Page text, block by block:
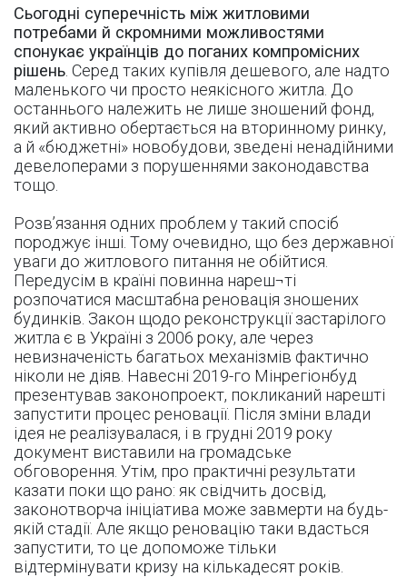
Сьогодні суперечність між житловими
потребами й скромними можливостями
спонукає українців до поганих компромісних
рішень . Серед таких купівля дешевого, але надто
маленького чи просто неякісного житла. До
останнього належить не лише зношений фонд,
який активно обертається на вторинному ринку,
а й «бюджетні» новобудови, зведені ненадійними
девелоперами з порушеннями законодавства
тощо.
Розв’язання одних проблем у такий спосіб
породжує інші. Тому очевидно, що без державної
уваги до житлового питання не обійтися.
Передусім в країні повинна нареш¬ті
розпочатися масштабна реновація зношених
будинків. Закон щодо реконструкції застарілого
житла є в Україні з 2006 року, але через
невизначеність багатьох механізмів фактично
ніколи не діяв. Навесні 2019-го Мінрегіонбуд
презентував законопроект, покликаний нарешті
запустити процес реновації. Після зміни влади
ідея не реалізувалася, і в грудні 2019 року
документ виставили на громадське
обговорення. Утім, про практичні результати
казати поки що рано: як свідчить досвід,
законотворча ініціатива може завмерти на будь-
якій стадії. Але якщо реновацію таки вдасться
запустити, то це допоможе тільки
відтермінувати кризу на кількадесят років.